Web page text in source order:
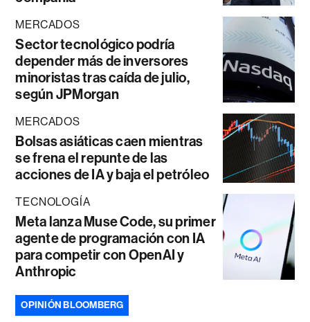
MERCADOS
Sector tecnológico podría
depender más de inversores
minoristas tras caída de julio,
según JPMorgan
MERCADOS
Bolsas asiáticas caen mientras
se frena el repunte de las
acciones de IA y baja el petróleo
TECNOLOGÍA
Meta lanza Muse Code, su primer
agente de programación con IA
para competir con OpenAI y
Anthropic
OPINIÓN BLOOMBERG